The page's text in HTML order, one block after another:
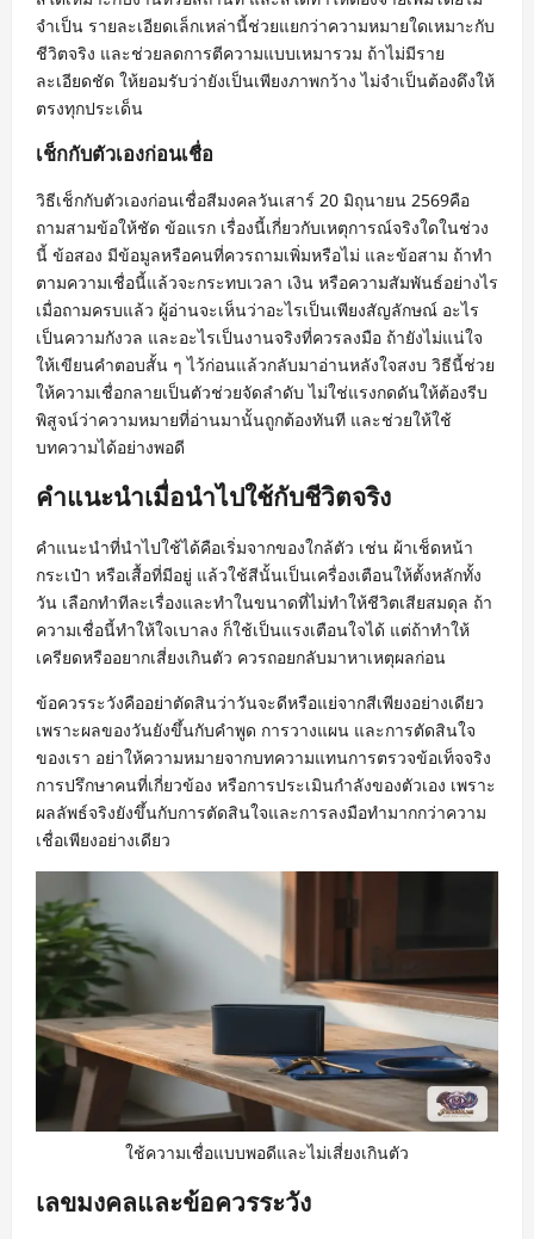
จำเป็น รายละเอียดเล็กเหล่านี้ช่วยแยกว่าความหมายใดเหมาะกับ
ชีวิตจริง และช่วยลดการตีความแบบเหมารวม ถ้าไม่มีราย
ละเอียดชัด ให้ยอมรับว่ายังเป็นเพียงภาพกว้าง ไม่จำเป็นต้องดึงให้
ตรงทุกประเด็น
เช็กกับตัวเองก่อนเชื่อ
วิธีเช็กกับตัวเองก่อนเชื่อสีมงคลวันเสาร์ 20 มิถุนายน 2569คือ
ถามสามข้อให้ชัด ข้อแรก เรื่องนี้เกี่ยวกับเหตุการณ์จริงใดในช่วง
นี้ ข้อสอง มีข้อมูลหรือคนที่ควรถามเพิ่มหรือไม่ และข้อสาม ถ้าทำ
ตามความเชื่อนี้แล้วจะกระทบเวลา เงิน หรือความสัมพันธ์อย่างไร
เมื่อถามครบแล้ว ผู้อ่านจะเห็นว่าอะไรเป็นเพียงสัญลักษณ์ อะไร
เป็นความกังวล และอะไรเป็นงานจริงที่ควรลงมือ ถ้ายังไม่แน่ใจ
ให้เขียนคำตอบสั้น ๆ ไว้ก่อนแล้วกลับมาอ่านหลังใจสงบ วิธีนี้ช่วย
ให้ความเชื่อกลายเป็นตัวช่วยจัดลำดับ ไม่ใช่แรงกดดันให้ต้องรีบ
พิสูจน์ว่าความหมายที่อ่านมานั้นถูกต้องทันที และช่วยให้ใช้
บทความได้อย่างพอดี
คำแนะนำเมื่อนำไปใช้กับชีวิตจริง
คำแนะนำที่นำไปใช้ได้คือเริ่มจากของใกล้ตัว เช่น ผ้าเช็ดหน้า
กระเป๋า หรือเสื้อที่มีอยู่ แล้วใช้สีนั้นเป็นเครื่องเตือนให้ตั้งหลักทั้ง
วัน เลือกทำทีละเรื่องและทำในขนาดที่ไม่ทำให้ชีวิตเสียสมดุล ถ้า
ความเชื่อนี้ทำให้ใจเบาลง ก็ใช้เป็นแรงเตือนใจได้ แต่ถ้าทำให้
เครียดหรืออยากเสี่ยงเกินตัว ควรถอยกลับมาหาเหตุผลก่อน
ข้อควรระวังคืออย่าตัดสินว่าวันจะดีหรือแย่จากสีเพียงอย่างเดียว
เพราะผลของวันยังขึ้นกับคำพูด การวางแผน และการตัดสินใจ
ของเรา อย่าให้ความหมายจากบทความแทนการตรวจข้อเท็จจริง
การปรึกษาคนที่เกี่ยวข้อง หรือการประเมินกำลังของตัวเอง เพราะ
ผลลัพธ์จริงยังขึ้นกับการตัดสินใจและการลงมือทำมากกว่าความ
เชื่อเพียงอย่างเดียว
ใช้ความเชื่อแบบพอดีและไม่เสี่ยงเกินตัว
เลขมงคลและข้อควรระวัง